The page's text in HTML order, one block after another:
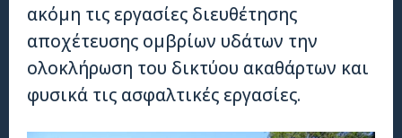
ακόμη τις εργασίες διευθέτησης
αποχέτευσης ομβρίων υδάτων την
ολοκλήρωση του δικτύου ακαθάρτων και
φυσικά τις ασφαλτικές εργασίες.